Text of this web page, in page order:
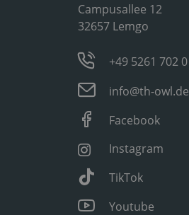
Campusallee 12
32657 Lemgo
+49 5261 702 0
info@th-owl.de
Facebook
Instagram
TikTok
Youtube